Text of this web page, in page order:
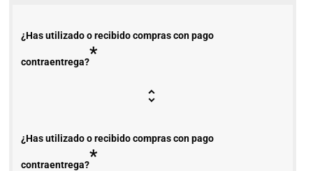
¿Has utilizado o recibido compras con pago
contraentrega?*
¿Has utilizado o recibido compras con pago
contraentrega?*